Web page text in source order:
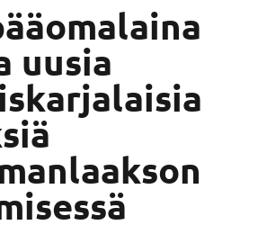
uusia